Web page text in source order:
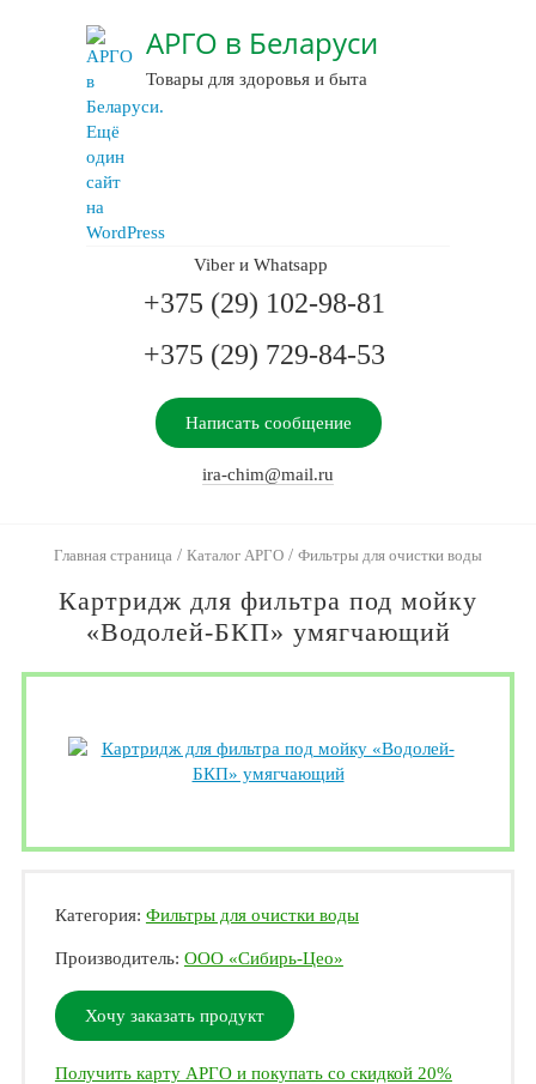
АРГО в Беларуси
Товары для здоровья и быта
Viber и Whatsapp
+375 (29) 102-98-81
+375 (29) 729-84-53
Написать сообщение
ira-chim@mail.ru
Главная страница / Каталог АРГО / Фильтры для очистки воды
Картридж для фильтра под мойку
«Водолей-БКП» умягчающий
Категория: Фильтры для очистки воды
Производитель: ООО «Сибирь-Цео»
Хочу заказать продукт
Получить карту АРГО и покупать со скидкой 20%